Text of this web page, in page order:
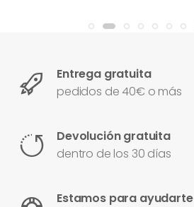
Entrega gratuita
pedidos de 40€ o más
Devolución gratuita
dentro de los 30 días
Estamos para ayudarte